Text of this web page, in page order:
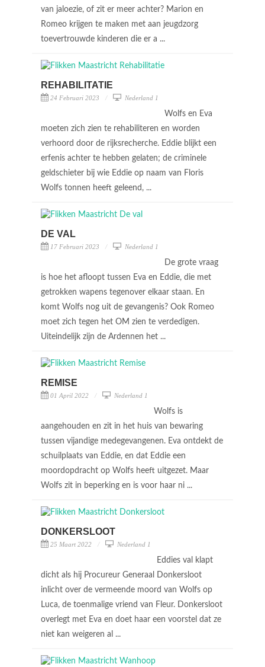
van jaloezie, of zit er meer achter? Marion en
Romeo krijgen te maken met aan jeugdzorg
toevertrouwde kinderen die er a ...
REHABILITATIE
24 Februari 2023 Nederland 1
Wolfs en Eva
moeten zich zien te rehabiliteren en worden
verhoord door de rijksrecherche. Eddie blijkt een
erfenis achter te hebben gelaten; de criminele
geldschieter bij wie Eddie op naam van Floris
Wolfs tonnen heeft geleend, ...
DE VAL
17 Februari 2023 Nederland 1
De grote vraag
is hoe het afloopt tussen Eva en Eddie, die met
getrokken wapens tegenover elkaar staan. En
komt Wolfs nog uit de gevangenis? Ook Romeo
moet zich tegen het OM zien te verdedigen.
Uiteindelijk zijn de Ardennen het ...
REMISE
01 April 2022 Nederland 1
Wolfs is
aangehouden en zit in het huis van bewaring
tussen vijandige medegevangenen. Eva ontdekt de
schuilplaats van Eddie, en dat Eddie een
moordopdracht op Wolfs heeft uitgezet. Maar
Wolfs zit in beperking en is voor haar ni ...
DONKERSLOOT
25 Maart 2022 Nederland 1
Eddies val klapt
dicht als hij Procureur Generaal Donkersloot
inlicht over de vermeende moord van Wolfs op
Luca, de toenmalige vriend van Fleur. Donkersloot
overlegt met Eva en doet haar een voorstel dat ze
niet kan weigeren al ...